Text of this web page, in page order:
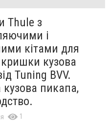
Thule з
і
кітами для
кришки кузова
Tuning BVV.
пикапа,
1